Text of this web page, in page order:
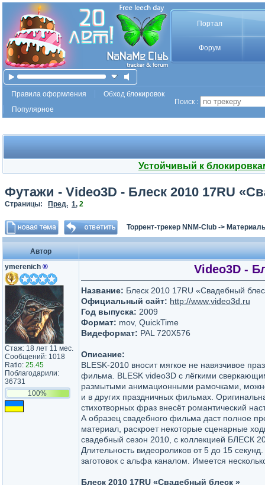
Портал
Форум
Правила оформления
Обход блокировок
Популярное
Поиск :
Устойчивый к
Футажи - Video3D - Блеск 2010 17RU
Страницы: Пред. 1, 2
Торрент-трекер NNM-Club ->
Автор
ymerenich ®
Стаж: 18 лет 11 мес.
Сообщений: 1018
Ratio: 25.45
Поблагодарили:
36731
100%
Video3D -
Название: Блеск 2010 17RU «Свадебный
Официальный сайт: http://www.video3d.ru
Год выпуска: 2009
Формат: mov, QuickTime
Видеформат: PAL 720Х576
Описание:
BLESK-2010 вносит мягкое не навязчивое
фильма. BLESK video3D с лёгкими
размытыми анимационными рамочками,
и в других праздничных фильмах.
стихотворных фраз внесёт романтический
А образец свадебного фильма даст полное
материал, раскроет некоторые сценарные
свадебный сезон 2010, с коллекцией БЛЕСК
Длительность видеороликов от 5 до 15
заготовок c альфа каналом. Имеется
Блеск 2010 17RU «Свадебный блеск »